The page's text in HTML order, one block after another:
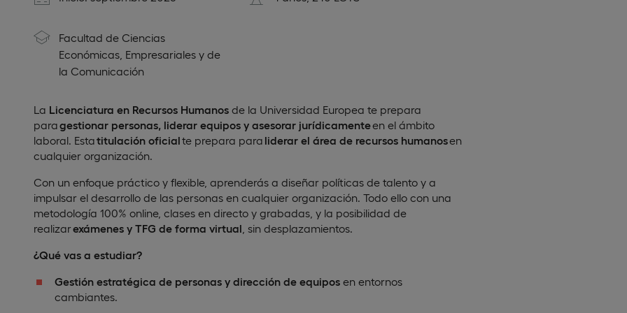
Facultad de Ciencias
Económicas, Empresariales y de
la Comunicación
La Licenciatura en Recursos Humanos de la Universidad Europea te prepara
paragestionar personas, liderar equipos y asesorar jurídicamenteen el ámbito
laboral. Estatitulación oficialte prepara para liderar el área de recursos humanosen
cualquier organización.
Con un enfoque práctico y flexible, aprenderás a diseñar políticas de talento y a
impulsar el desarrollo de las personas en cualquier organización. Todo ello con una
metodología 100% online, clases en directo y grabadas, y la posibilidad de
realizarexámenes y TFG de forma virtual , sin desplazamientos.
¿Qué vas a estudiar?
Gestión estratégica de personas y dirección de equipos en entornos
cambiantes.